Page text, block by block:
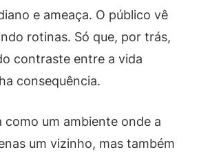
e ameaça. O público vê
rotinas. Só que, por trás,
contraste entre a vida
consequência.
como um ambiente onde a
um vizinho, mas também